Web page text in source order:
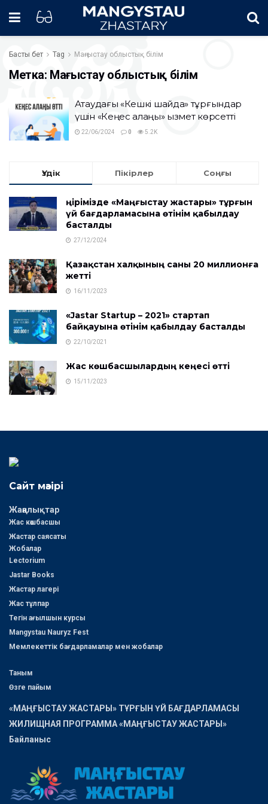
Басты бет Tag Маңғыстау облыстық білім
Метка: Маңғыстау облыстық білім
Ақтаудағы «Кешкі шайда» тұрғындар
үшін «Кеңес алаңы» қызмет көрсетті
22/06/2024 0 5.2K
Үздік Пікірлер Соңғы
Өңірімізде «Маңғыстау жастары» тұрғын
үй бағдарламасына өтінім қабылдау
басталды
27/12/2024
Қазақстан халқының саны 20 миллионға
жетті
16/11/2023
«Jastar Startup – 2021» стартап
байқауына өтінім қабылдау басталды
22/10/2021
Жас көшбасшылардың кеңесі өтті
15/11/2023
Сайт мәзірі
Жаңалықтар
Жас көшбасшы
Жастар саясаты
Жобалар
Lectorium
Jastar Books
Жастар лагері
Жас тұлпар
Тегін ағылшын курсы
Mangystau Nauryz Fest
Мемлекеттік бағдарламалар мен жобалар
Таным
Өзге пайым
«МАҢҒЫСТАУ ЖАСТАРЫ» ТҰРҒЫН ҮЙ БАҒДАРЛАМАСЫ
ЖИЛИЩНАЯ ПРОГРАММА «МАҢҒЫСТАУ ЖАСТАРЫ»
Байланыс